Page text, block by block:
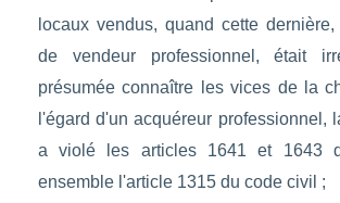
locaux vendus, quand cette
de vendeur professionnel, était
présumée connaître les vices de la
l'égard d'un acquéreur professionnel,
a violé les articles 1641 et 1643
ensemble l'article 1315 du code civil ;